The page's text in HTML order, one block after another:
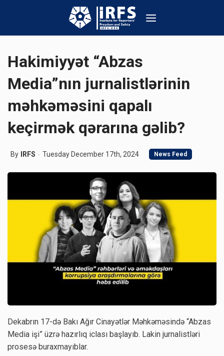
Hakimiyyət “Abzas
Media”nın jurnalistlərinin
məhkəməsini qapalı
keçirmək qərarına gəlib?
By IRFS Tuesday December 17th, 2024 News Feed
Dekabrın 17-də Bakı Ağır Cinayətlər Məhkəməsində “Abzas
Media işi” üzrə hazırlıq iclası başlayıb. Lakin jurnalistləri
prosesə buraxmayıblar.